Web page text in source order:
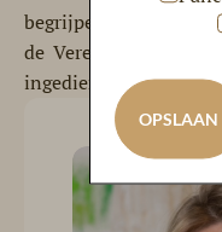
begrijpelijkerwijs –
de Vereniging
ingediend, is zij niet-
OPSLAAN